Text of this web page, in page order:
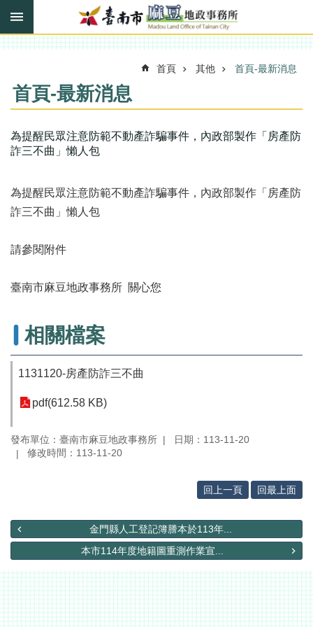
跳到主要內容區塊
搜
進
階
訊
息
機
關
介
上
查
詢
民
下
載
專
區
主
題
首頁 其他 首頁-最新消息
首頁-最新消息
為提醒民眾注意防範不動產詐騙事件，內政部製作「房產防
詐三不曲」懶人包
為提醒民眾注意防範不動產詐騙事件，內政部製作「房產防
詐三不曲」懶人包
請參閱附件
臺南市麻豆地政事務所 關心您
相關檔案
1131120-房產防詐三不曲
pdf(612.58 KB)
發布單位：臺南市麻豆地政事務所
日期：113-11-20
修改時間：113-11-20
回上一頁 回最上面
金門縣人工登記簿謄本於113年...
本市114年度地籍圖重測作業宣...